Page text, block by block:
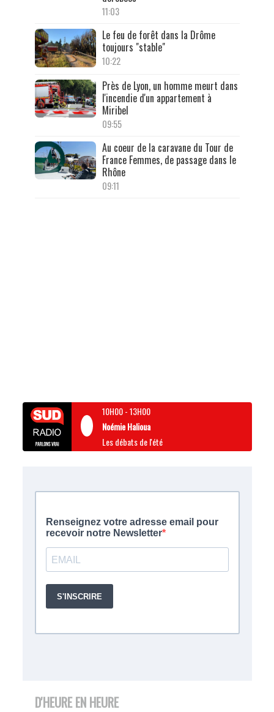
11:03
Le feu de forêt dans la Drôme
toujours "stable"
10:22
Près de Lyon, un homme meurt dans
l'incendie d'un appartement à
Miribel
09:55
Au coeur de la caravane du Tour de
France Femmes, de passage dans le
Rhône
09:11
10H00-13H00
Noémie Halioua
Les débats de l'été
D'HEURE EN HEURE